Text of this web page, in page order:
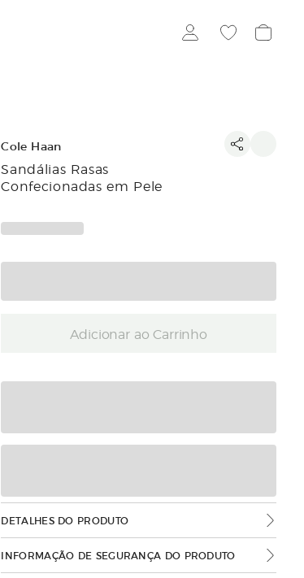
Cole Haan
Sandálias Rasas
Confecionadas em Pele
Adicionar ao Carrinho
DETALHES DO PRODUTO
INFORMAÇÃO DE SEGURANÇA DO PRODUTO